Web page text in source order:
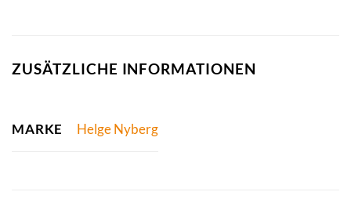
ZUSÄTZLICHE INFORMATIONEN
MARKE Helge Nyberg